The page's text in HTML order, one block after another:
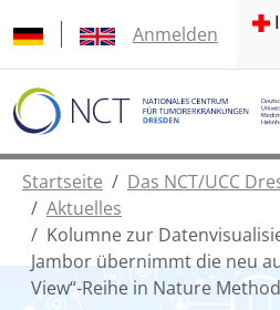
Anmelden
Startseite Das NCT/UCC
Aktuelles
Kolumne zur
Jambor übernimmt die neu
View“-Reihe in Nature